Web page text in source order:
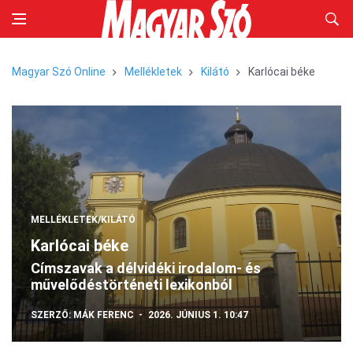
Magyar Szó Online Mellékletek Kilátó Karlócai béke
MELLÉKLETEK/KILÁTÓ
Karlócai béke
Címszavak a délvidéki irodalom- és
művelődéstörténeti lexikonból
SZERZŐ: MÁK FERENC 2026. JÚNIUS 1. 10:47